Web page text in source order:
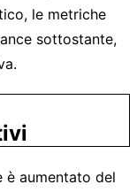
le metriche
sottostante,
aumentato del